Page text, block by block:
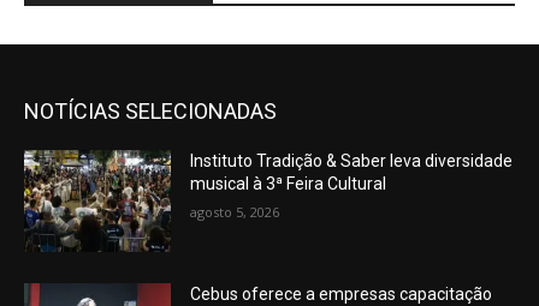
NOTÍCIAS SELECIONADAS
Instituto Tradição & Saber leva diversidade
musical à 3ª Feira Cultural
agosto 5, 2026
Cebus oferece a empresas capacitação